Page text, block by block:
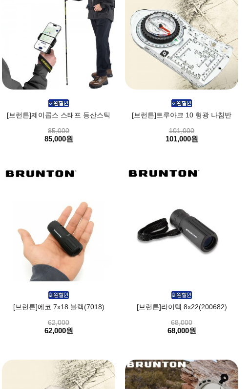
[브런튼]제이콥스 스태프 등산스틱
85,000
85,000원
[브런튼]트루아크 10 형광 나침반
101,000
101,000원
[브런튼]에코 7x18 블랙(7018)
62,000
62,000원
[브런튼]라이텍 8x22(200682)
68,000
68,000원